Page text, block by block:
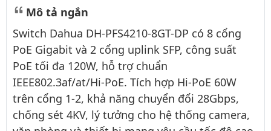
Mô tả ngắn
Switch Dahua DH-PFS4210-8GT-DP có 8 cổng
PoE Gigabit và 2 cổng uplink SFP, công suất
PoE tối đa 120W, hỗ trợ chuẩn
IEEE802.3af/at/Hi-PoE. Tích hợp Hi-PoE 60W
trên cổng 1-2, khả năng chuyển đổi 28Gbps,
chống sét 4KV, lý tưởng cho hệ thống camera,